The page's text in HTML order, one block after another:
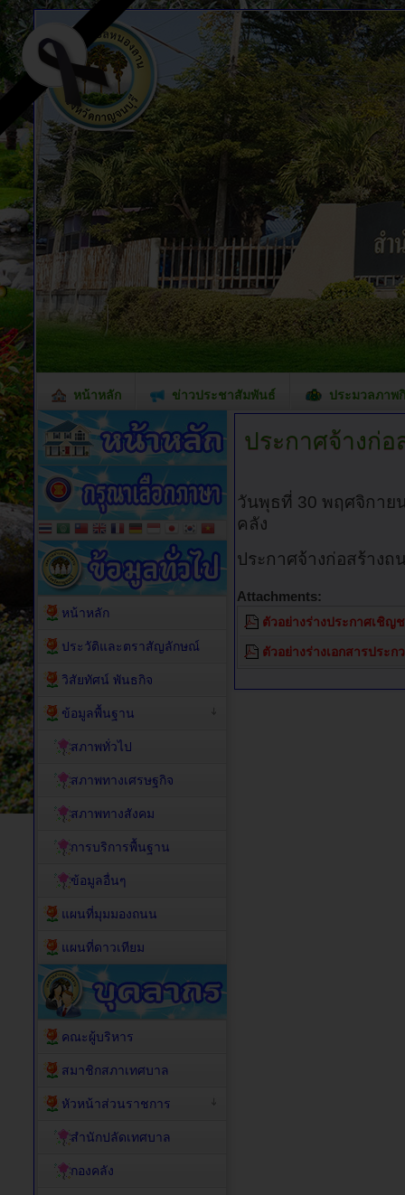
หน้าหลัก ข่าวประชาสัมพันธ์ ประมวลภาพ
ประกาศจ้างก่
วันพุธที่ 30 พฤศจิกาย
คลัง
ประกาศจ้างก่อสร้าง
Attachments:
ตัวอย่างร่างประกาศเชิญ
ตัวอย่างร่างเอกสารประ
หน้าหลัก
ประวัติและตราสัญลักษณ์
วิสัยทัศน์ พันธกิจ
ข้อมูลพื้นฐาน
สภาพทั่วไป
สภาพทางเศรษฐกิจ
สภาพทางสังคม
การบริการพื้นฐาน
ข้อมูลอื่นๆ
แผนที่มุมมองถนน
แผนที่ดาวเทียม
คณะผู้บริหาร
สมาชิกสภาเทศบาล
หัวหน้าส่วนราชการ
สำนักปลัดเทศบาล
กองคลัง